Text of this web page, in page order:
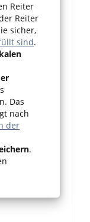
Reiter
Reiter
sicher,
sind.
Das
nach
der
.